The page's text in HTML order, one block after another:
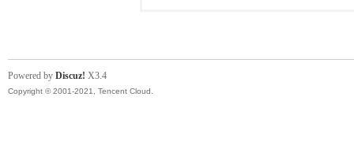
Powered by Discuz! X3.4
Copyright © 2001-2021, Tencent Cloud.